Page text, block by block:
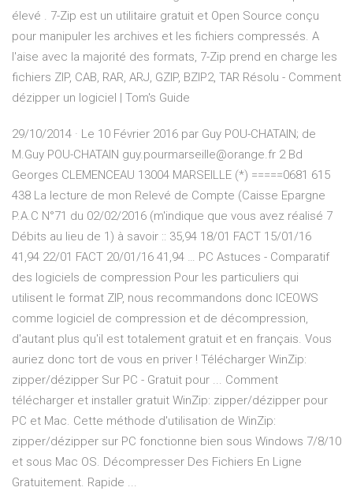
élevé . 7-Zip est un utilitaire gratuit et Open Source conçu
pour manipuler les archives et les fichiers compressés. A
l'aise avec la majorité des formats, 7-Zip prend en charge les
fichiers ZIP, CAB, RAR, ARJ, GZIP, BZIP2, TAR Résolu - Comment
dézipper un logiciel | Tom's Guide
29/10/2014 · Le 10 Février 2016 par Guy POU-CHATAIN; de
M.Guy POU-CHATAIN guy.pourmarseille@orange.fr 2 Bd
Georges CLEMENCEAU 13004 MARSEILLE (*) =====0681 615
438 La lecture de mon Relevé de Compte (Caisse Epargne
P.A.C N°71 du 02/02/2016 (m'indique que vous avez réalisé 7
Débits au lieu de 1) à savoir :: 35,94 18/01 FACT 15/01/16
41,94 22/01 FACT 20/01/16 41,94 … PC Astuces - Comparatif
des logiciels de compression Pour les particuliers qui
utilisent le format ZIP, nous recommandons donc ICEOWS
comme logiciel de compression et de décompression,
d'autant plus qu'il est totalement gratuit et en français. Vous
auriez donc tort de vous en priver ! Télécharger WinZip:
zipper/dézipper Sur PC - Gratuit pour ... Comment
télécharger et installer gratuit WinZip: zipper/dézipper pour
PC et Mac. Cette méthode d'utilisation de WinZip:
zipper/dézipper sur PC fonctionne bien sous Windows 7/8/10
et sous Mac OS. Décompresser Des Fichiers En Ligne
Gratuitement. Rapide ...